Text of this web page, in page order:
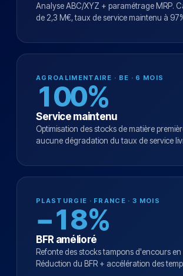
Analyse ABC/XYZ + paramétrage MRP.
de 2,3 M€, taux de service maintenu à
AGROALIMENTAIRE · BE · 6 MOIS
100%
Service maintenu
Optimisation des stocks de matière
aucune dégradation du taux de service
PLASTURGIE · FRANCE · 3 MOIS
−18%
BFR amélioré
Refonte des stocks tampons d'encours
Réduction du BFR + accélération des